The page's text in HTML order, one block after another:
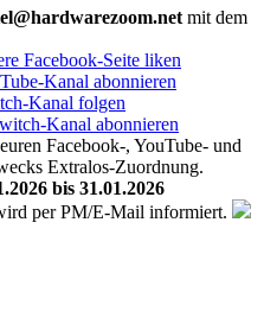
mit dem
Facebook-Seite liken
Kanal abonnieren
Kanal folgen
Kanal abonnieren
Facebook-, YouTube- und
Extralos-Zuordnung.
bis 31.01.2026
per PM/E-Mail informiert.